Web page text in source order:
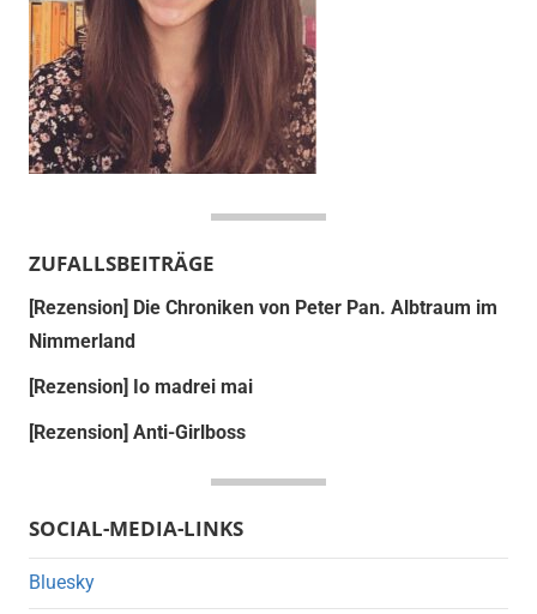
ZUFALLSBEITRÄGE
[Rezension] Die Chroniken von Peter Pan. Albtraum im
Nimmerland
[Rezension] Io madrei mai
[Rezension] Anti-Girlboss
SOCIAL-MEDIA-LINKS
Bluesky